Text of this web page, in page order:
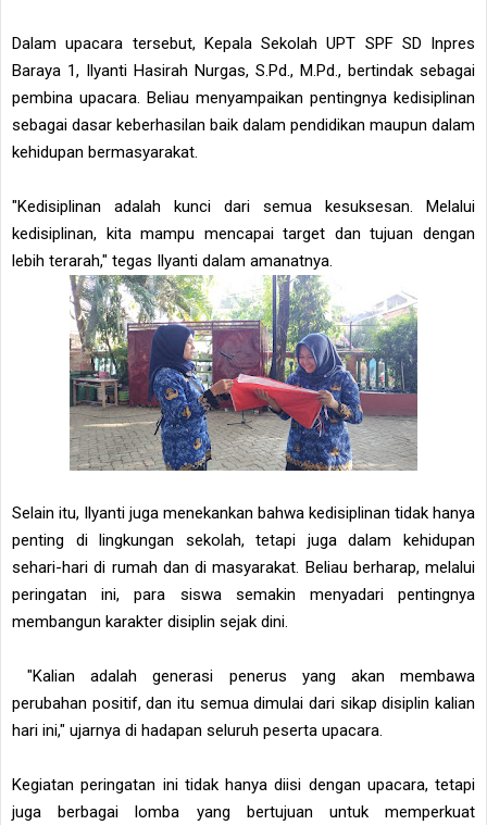
Dalam upacara tersebut, Kepala Sekolah UPT SPF SD Inpres
Baraya 1, Ilyanti Hasirah Nurgas, S.Pd., M.Pd., bertindak sebagai
pembina upacara. Beliau menyampaikan pentingnya kedisiplinan
sebagai dasar keberhasilan baik dalam pendidikan maupun dalam
kehidupan bermasyarakat.
"Kedisiplinan adalah kunci dari semua kesuksesan. Melalui
kedisiplinan, kita mampu mencapai target dan tujuan dengan
lebih terarah," tegas Ilyanti dalam amanatnya.
Selain itu, Ilyanti juga menekankan bahwa kedisiplinan tidak hanya
penting di lingkungan sekolah, tetapi juga dalam kehidupan
sehari-hari di rumah dan di masyarakat. Beliau berharap, melalui
peringatan ini, para siswa semakin menyadari pentingnya
membangun karakter disiplin sejak dini.
"Kalian adalah generasi penerus yang akan membawa
perubahan positif, dan itu semua dimulai dari sikap disiplin kalian
hari ini," ujarnya di hadapan seluruh peserta upacara.
Kegiatan peringatan ini tidak hanya diisi dengan upacara, tetapi
juga berbagai lomba yang bertujuan untuk memperkuat